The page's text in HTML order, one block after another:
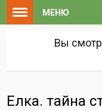
МЕНЮ
Вы
Елка. тайна